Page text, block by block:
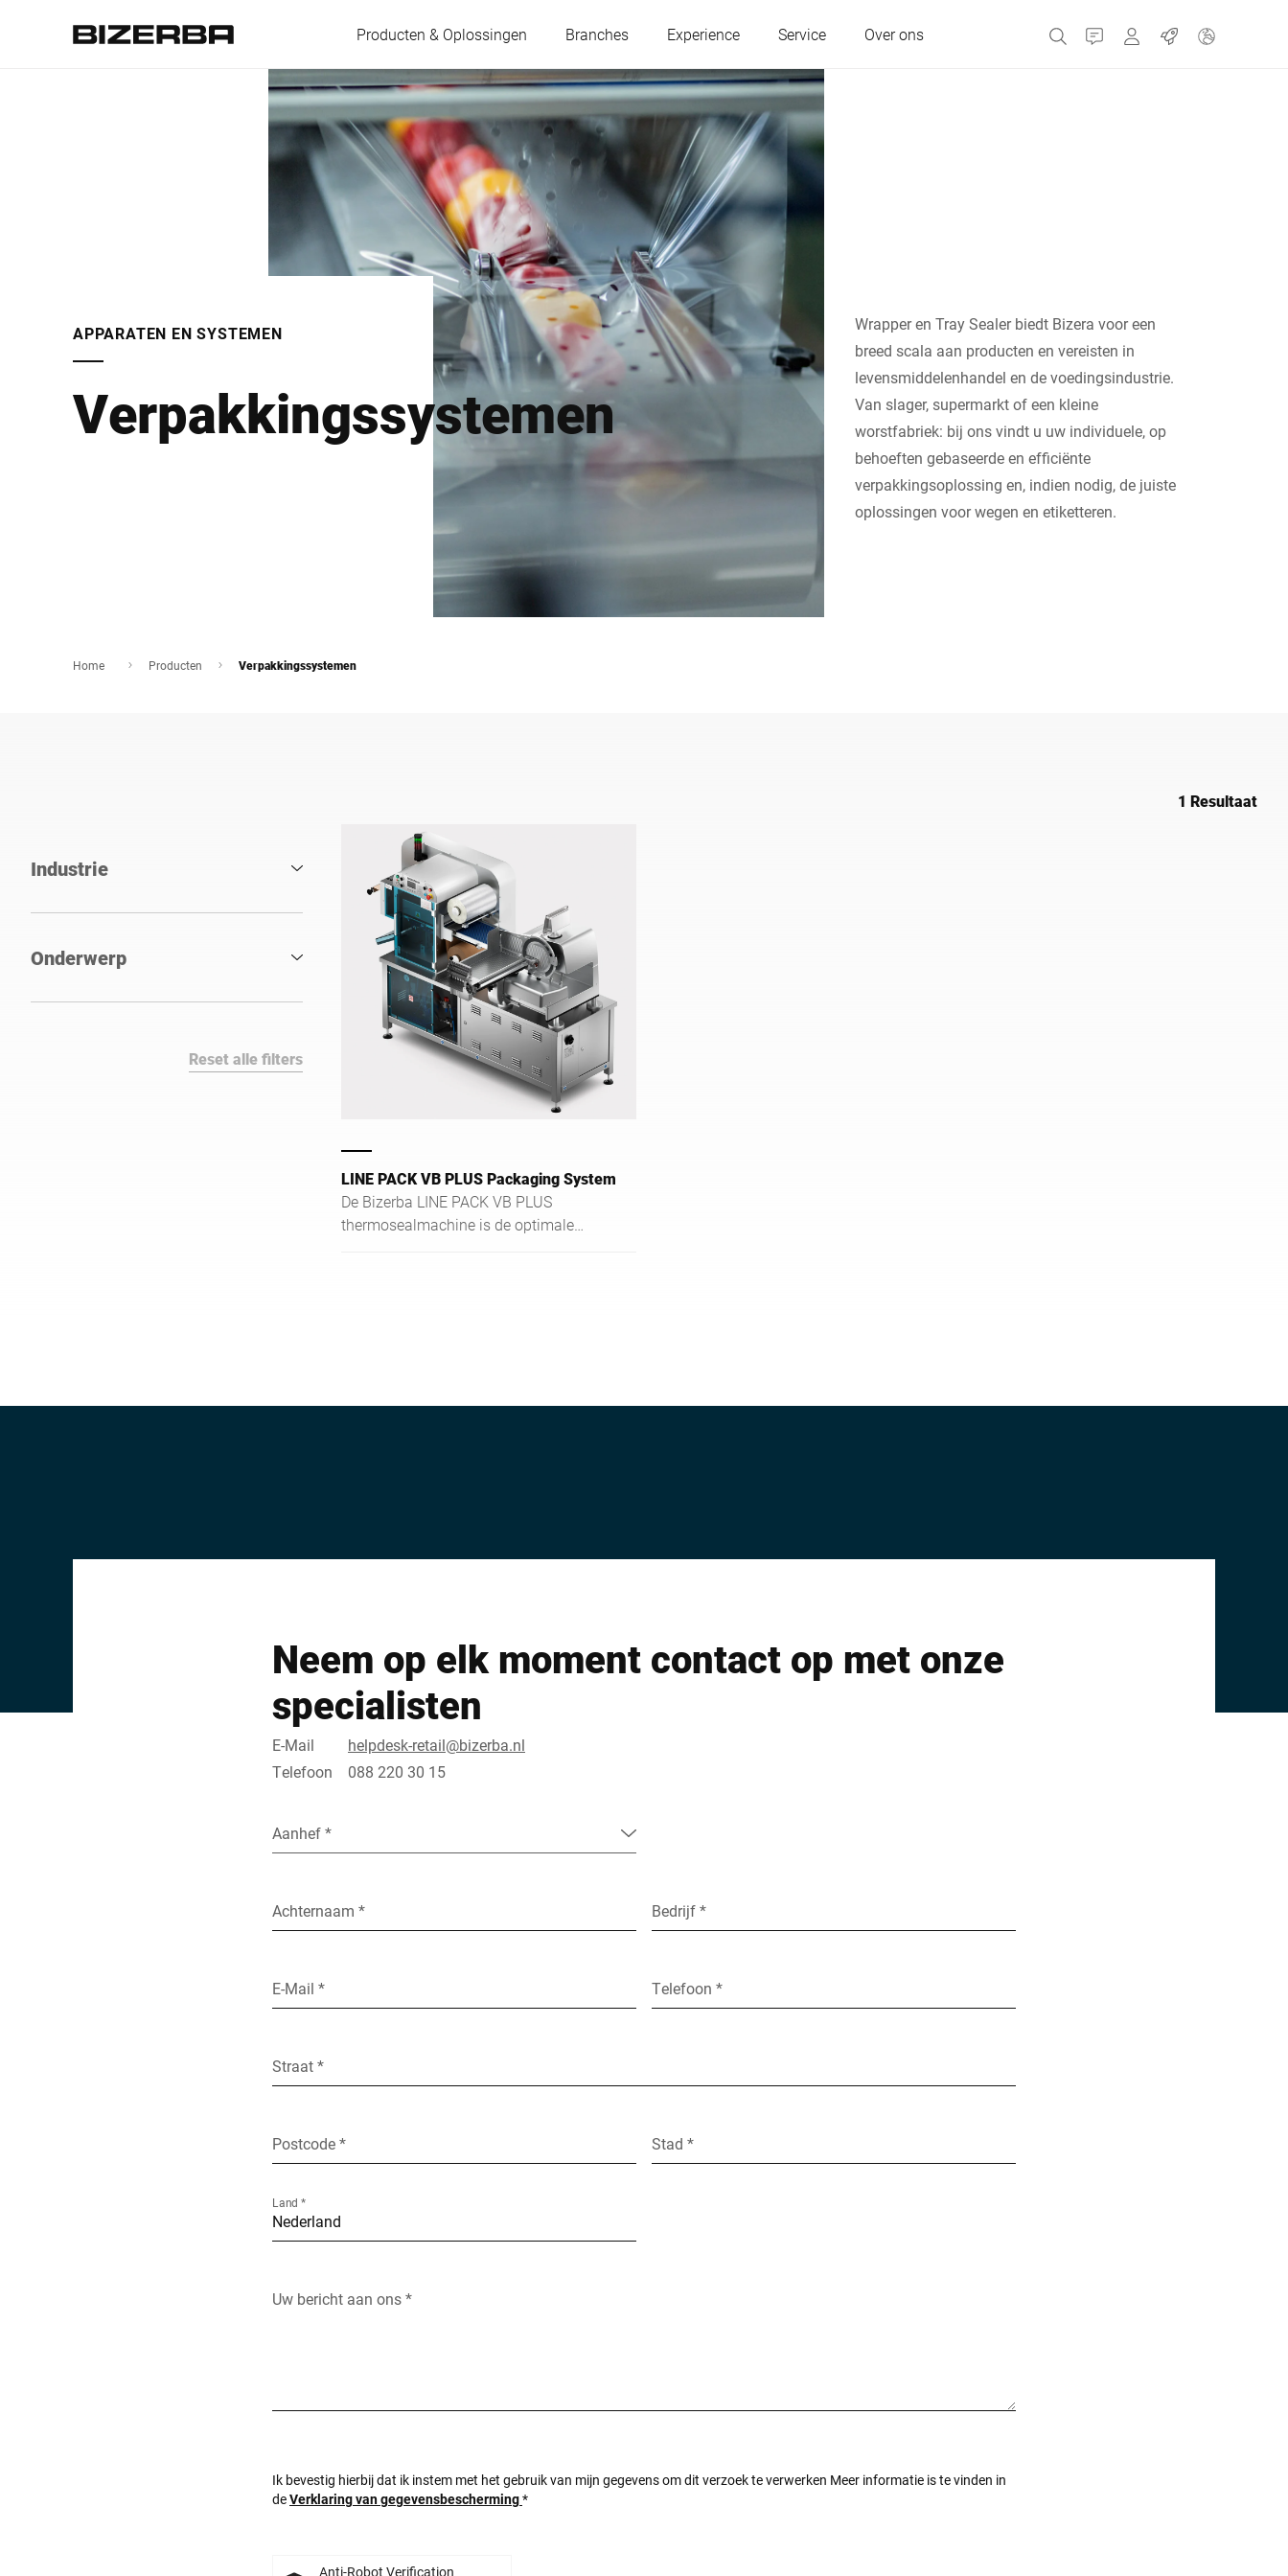
Producten & Oplossingen Branches Experience Service Over ons Contact Portals Banen
Oostenrijk België
Frankrijk Duitsland
Hongarije Italië
Polen Portugal Rusland
Servië Slowakije Spanje
Zwitserland Turkije Oekraïne
Afrika
APPARATEN EN SYSTEMEN
Verpakkingssystemen
Wrapper en Tray Sealer biedt Bizera voor een
breed scala aan producten en vereisten in
levensmiddelenhandel en de voedingsindustrie.
Van slager, supermarkt of een kleine
worstfabriek: bij ons vindt u uw individuele, op
behoeften gebaseerde en efficiënte
verpakkingsoplossing en, indien nodig, de juiste
oplossingen voor wegen en etiketteren.
Home Producten Verpakkingssystemen
1 Resultaat
Industrie
Onderwerp
Reset alle filters
LINE PACK VB PLUS Packaging System
De Bizerba LINE PACK VB PLUS
thermosealmachine is de optimale
Neem op elk moment contact op met onze
specialisten
E-Mail
helpdesk-retail@bizerba.nl
Telefoon
088 220 30 15
Aanhef *
Achternaam * Bedrijf *
E-Mail * Telefoon *
Straat *
Postcode * Stad *
Land *
Uw bericht aan ons *
Ik bevestig hierbij dat ik instem met het gebruik van mijn gegevens om dit verzoek te verwerken Meer informatie is te vinden in
deVerklaring van gegevensbescherming*
Anti-Robot Verification